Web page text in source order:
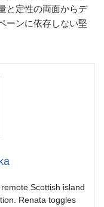
と定性の両面からデ
ーンに依存しない堅
Scottish island
Renata toggles